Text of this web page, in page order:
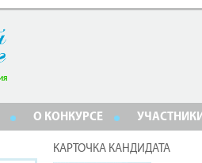
О КОНКУРСЕ
КАРТОЧКА КАНДИДАТА